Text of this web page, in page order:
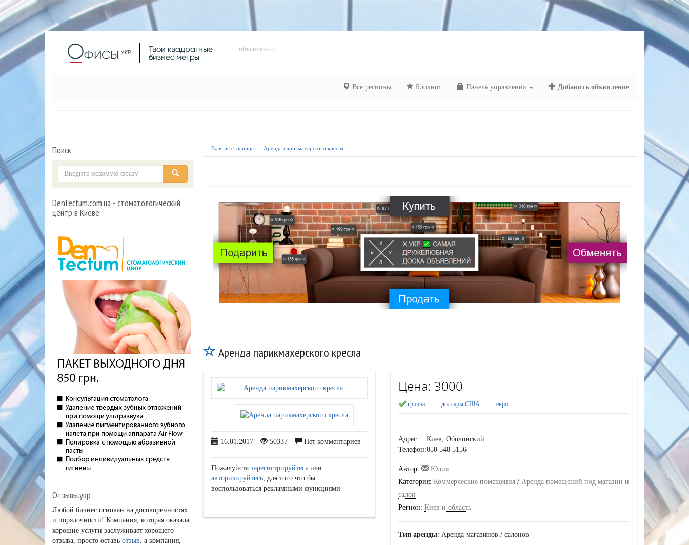
объявлений
Все регионы Блокнот Панель управления Добавить объявление
Поиск
DenTectum.com.ua - стоматологический
центр в Киеве
Отзывы.укр
Любой бизнес основан на договоренностях
и порядочности! Компания, которая оказала
хорошие услуги заслуживает хорошего
отзыва, просто оставь отзыв. а компания,
Главная страница Аренда парикмахерского кресла
Аренда парикмахерского кресла
16.01.2017 50337 Нет комментариев
Пожалуйста зарегистрируйтесь или
авторизируйтесь , для того что бы
воспользоваться рекламными функциями
Цена: 3000
гривна доллары США евро
Адрес:
Киев, Оболонский
Телефон:050 548 5156
Автор:
Юлия
Категория: Коммерческие помещения/ Аренда помещений под магазин и
салон
Регион: Киев и область
Тип аренды: Аренда магазинов / салонов